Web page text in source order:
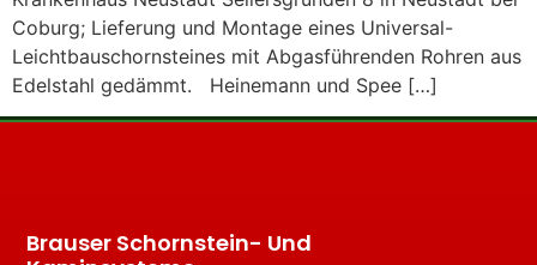
Coburg; Lieferung und Montage eines Universal-
Leichtbauschornsteines mit Abgasführenden Rohren aus
Edelstahl gedämmt. Heinemann und Spee […]
Brauser Schornstein- Und